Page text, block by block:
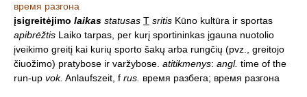
время разгона
įsigreitėjimo laikas statusas T sritis Kūno kultūra ir sportas
apibrėžtis Laiko tarpas, per kurį sportininkas įgauna nuotolio
įveikimo greitį kai kurių sporto šakų arba rungčių (pvz., greitojo
čiuožimo) pratybose ir varžybose. atitikmenys: angl. time of the
run-up vok. Anlaufszeit, f rus. время разбега; время разгона